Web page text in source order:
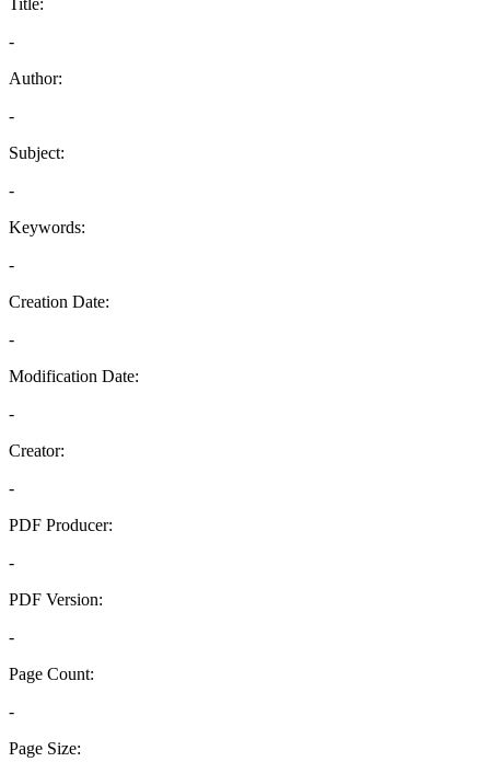
Title:
-
Author:
-
Subject:
-
Keywords:
-
Creation Date:
-
Modification Date:
-
Creator:
-
PDF Producer:
-
PDF Version:
-
Page Count:
-
Page Size: